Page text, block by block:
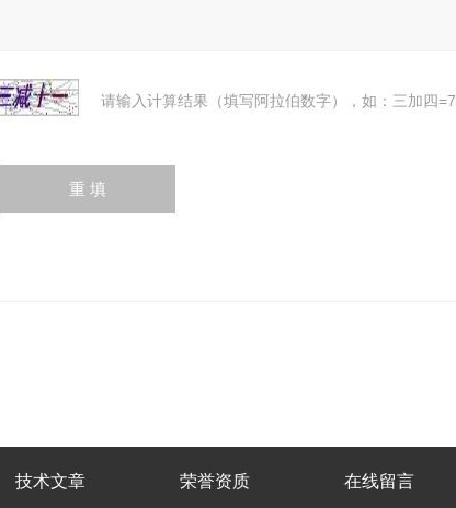
请输入计算结果（填写阿拉伯数字），如：三加四=7
技术文章 荣誉资质 在线留言